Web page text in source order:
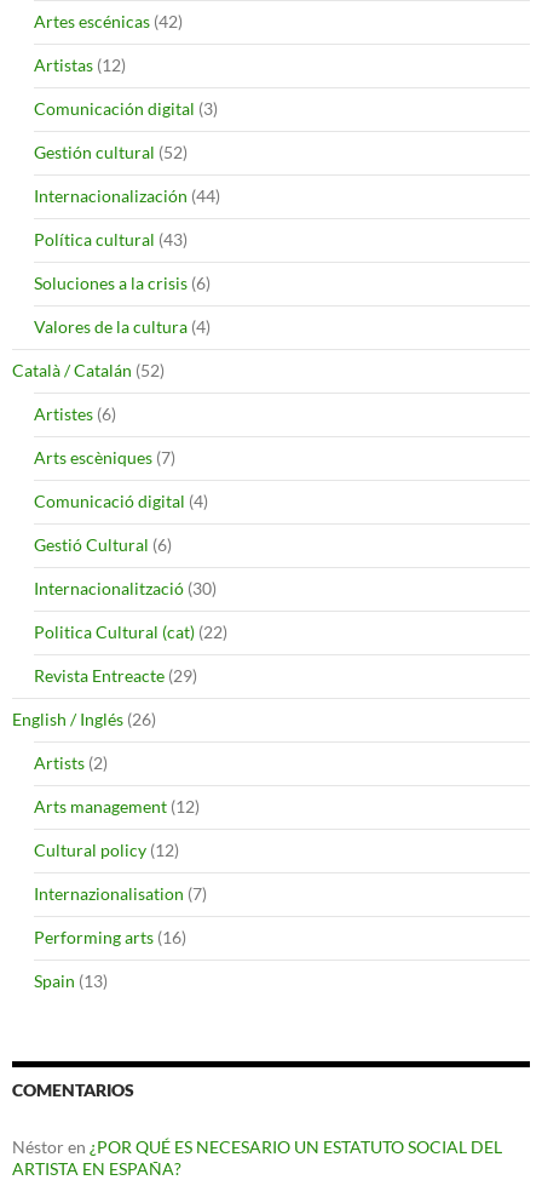
Artes escénicas (42)
Artistas (12)
Comunicación digital (3)
Gestión cultural (52)
Internacionalización (44)
Política cultural (43)
Soluciones a la crisis (6)
Valores de la cultura (4)
Català / Catalán (52)
Artistes (6)
Arts escèniques (7)
Comunicació digital (4)
Gestió Cultural (6)
Internacionalització (30)
Politica Cultural (cat) (22)
Revista Entreacte (29)
English / Inglés (26)
Artists (2)
Arts management (12)
Cultural policy (12)
Internazionalisation (7)
Performing arts (16)
Spain (13)
COMENTARIOS
Néstoren ¿POR QUÉ ES NECESARIO UN ESTATUTO SOCIAL DEL
ARTISTA EN ESPAÑA?